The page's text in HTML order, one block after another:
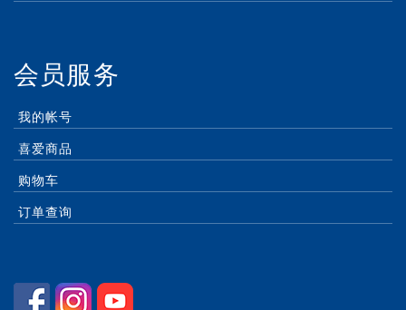
会员服务
我的帐号
喜爱商品
购物车
订单查询